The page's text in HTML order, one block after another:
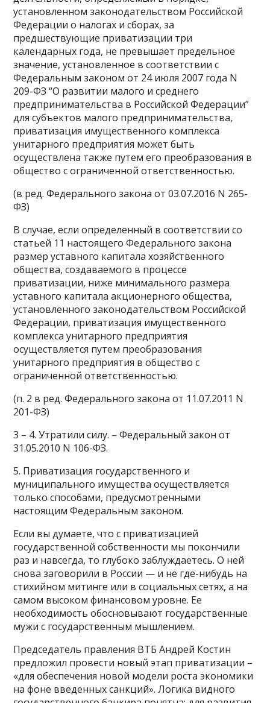
установленном законодательством Российской
Федерации о налогах и сборах, за
предшествующие приватизации три
календарных года, не превышает предельное
значение, установленное в соответствии с
Федеральным законом от 24 июля 2007 года N
209-ФЗ “О развитии малого и среднего
предпринимательства в Российской Федерации”
для субъектов малого предпринимательства,
приватизация имущественного комплекса
унитарного предприятия может быть
осуществлена также путем его преобразования в
общество с ограниченной ответственностью.
(в ред. Федерального закона от 03.07.2016 N 265-
ФЗ)
В случае, если определенный в соответствии со
статьей 11 настоящего Федерального закона
размер уставного капитала хозяйственного
общества, создаваемого в процессе
приватизации, ниже минимального размера
уставного капитала акционерного общества,
установленного законодательством Российской
Федерации, приватизация имущественного
комплекса унитарного предприятия
осуществляется путем преобразования
унитарного предприятия в общество с
ограниченной ответственностью.
(п. 2 в ред. Федерального закона от 11.07.2011 N
201-ФЗ)
3 – 4. Утратили силу. – Федеральный закон от
31.05.2010 N 106-ФЗ.
5. Приватизация государственного и
муниципального имущества осуществляется
только способами, предусмотренными
настоящим Федеральным законом.
Если вы думаете, что с приватизацией
государственной собственности мы покончили
раз и навсегда, то глубоко заблуждаетесь. О ней
снова заговорили в России — и не где-нибудь на
стихийном митинге или в социальных сетях, а на
самом высоком финансовом уровне. Ее
необходимость обосновывают государственные
мужи с государственным мышлением.
Председатель правления ВТБ Андрей Костин
предложил провести новый этап приватизации –
«для обеспечения новой модели роста экономики
на фоне введенных санкций». Логика видного